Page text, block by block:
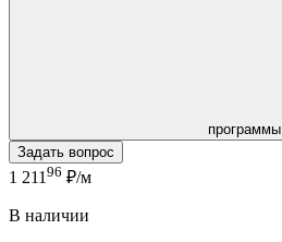
программы
Задать вопрос
1 211 96 ₽/м
В наличии